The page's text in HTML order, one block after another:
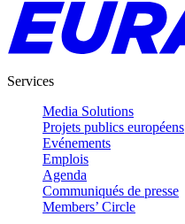
Services
Media Solutions
Projets publics européens
Evénements
Emplois
Agenda
Communiqués de presse
Members’ Circle